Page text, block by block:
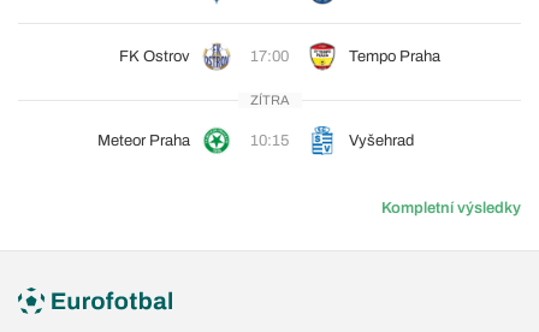
FK Ostrov 17:00 Tempo Praha
ZÍTRA
Meteor Praha 10:15 Vyšehrad
Kompletní výsledky